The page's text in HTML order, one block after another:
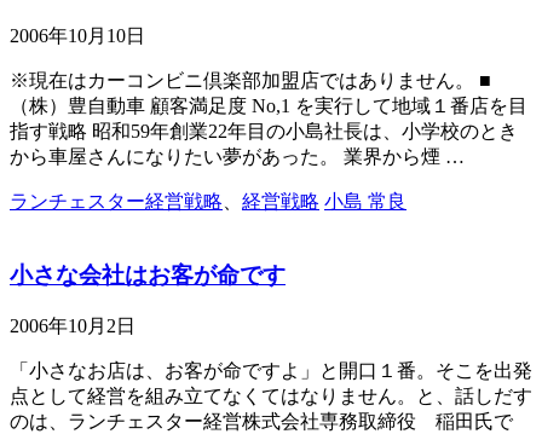
2006年10月10日
※現在はカーコンビニ倶楽部加盟店ではありません。 ■
（株）豊自動車 顧客満足度 No,1 を実行して地域１番店を目
指す戦略 昭和59年創業22年目の小島社長は、小学校のとき
から車屋さんになりたい夢があった。 業界から煙 …
ランチェスター経営戦略、 経営戦略 小島 常良
小さな会社はお客が命です
2006年10月2日
「小さなお店は、お客が命ですよ」と開口１番。そこを出発
点として経営を組み立てなくてはなりません。と、話しだす
のは、ランチェスター経営株式会社専務取締役 稲田氏で